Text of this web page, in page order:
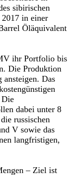
sibirischen
2017 in einer
Öläquivalent
ihr Portfolio bis
Die Produktion
Das
Die
dabei unter 8
russischen
V sowie das
langfristigen,
– Ziel ist